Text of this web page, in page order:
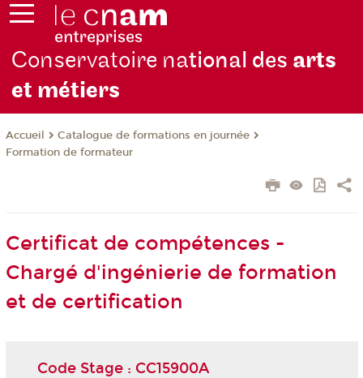
Conservatoire national des arts
et métiers
Accueil
Catalogue de formations en journée
Formation de formateur
Certificat de compétences -
Chargé d'ingénierie de formation
et de certification
Code Stage : CC15900A